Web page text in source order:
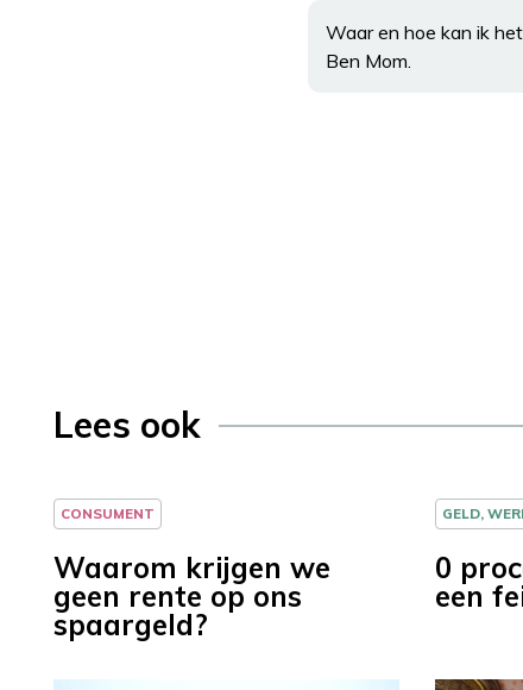
Waar en hoe kan ik
Ben Mom.
Lees ook
CONSUMENT
Waarom krijgen we
geen rente op ons
spaargeld?
GELD,
0
een